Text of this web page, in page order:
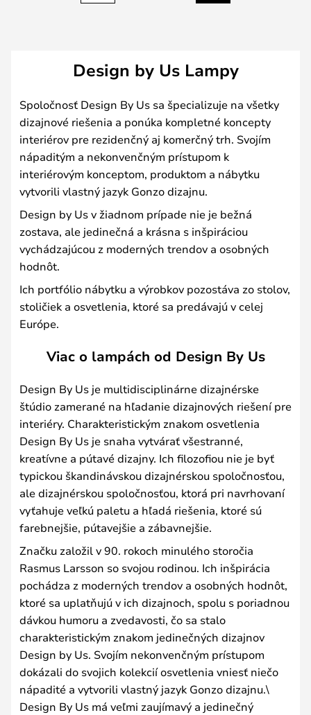
Design by Us Lampy
Spoločnosť Design By Us sa špecializuje na všetky
dizajnové riešenia a ponúka kompletné koncepty
interiérov pre rezidenčný aj komerčný trh. Svojím
nápaditým a nekonvenčným prístupom k
interiérovým konceptom, produktom a nábytku
vytvorili vlastný jazyk Gonzo dizajnu.
Design by Us v žiadnom prípade nie je bežná
zostava, ale jedinečná a krásna s inšpiráciou
vychádzajúcou z moderných trendov a osobných
hodnôt.
Ich portfólio nábytku a výrobkov pozostáva zo stolov,
stoličiek a osvetlenia, ktoré sa predávajú v celej
Európe.
Viac o lampách od Design By Us
Design By Us je multidisciplinárne dizajnérske
štúdio zamerané na hľadanie dizajnových riešení pre
interiéry. Charakteristickým znakom osvetlenia
Design By Us je snaha vytvárať všestranné,
kreatívne a pútavé dizajny. Ich filozofiou nie je byť
typickou škandinávskou dizajnérskou spoločnosťou,
ale dizajnérskou spoločnosťou, ktorá pri navrhovaní
vyťahuje veľkú paletu a hľadá riešenia, ktoré sú
farebnejšie, pútavejšie a zábavnejšie.
Značku založil v 90. rokoch minulého storočia
Rasmus Larsson so svojou rodinou. Ich inšpirácia
pochádza z moderných trendov a osobných hodnôt,
ktoré sa uplatňujú v ich dizajnoch, spolu s poriadnou
dávkou humoru a zvedavosti, čo sa stalo
charakteristickým znakom jedinečných dizajnov
Design by Us. Svojím nekonvenčným prístupom
dokázali do svojich kolekcií osvetlenia vniesť niečo
nápadité a vytvorili vlastný jazyk Gonzo dizajnu.\
Design By Us má veľmi zaujímavý a jedinečný